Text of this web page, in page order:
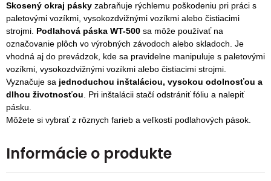
Skosený okraj pásky zabraňuje rýchlemu poškodeniu pri práci s
paletovými vozíkmi, vysokozdvižnými vozíkmi alebo čistiacimi
strojmi. Podlahová páska WT-500 sa môže používať na
označovanie plôch vo výrobných závodoch alebo skladoch. Je
vhodná aj do prevádzok, kde sa pravidelne manipuluje s paletovými
vozíkmi, vysokozdvižnými vozíkmi alebo čistiacimi strojmi.
Vyznačuje sa jednoduchou inštaláciou, vysokou odolnosťou a
dlhou životnosťou . Pri inštalácii stačí odstrániť fóliu a nalepiť
pásku.
Môžete si vybrať z rôznych farieb a veľkostí podlahových pások.
Informácie o produkte